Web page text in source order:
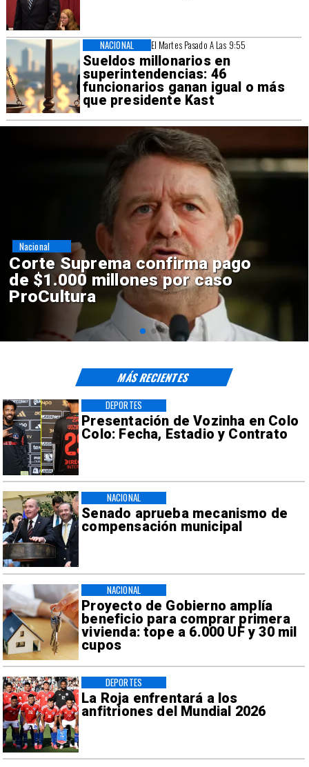
El Martes Pasado A Las 9:55
Sueldos millonarios en
superintendencias: 46
funcionarios ganan igual o más
que presidente Kast
NACIONAL
Codelco suspende
construcción de Andes Norte
en El Teniente por riesgos
sísmicos
Nacional
Presentación de Vozinha en Colo
Colo: Fecha, Estadio y Contrato
DEPORTES
Senado aprueba mecanismo de
compensación municipal
NACIONAL
Proyecto de Gobierno amplía
beneficio para comprar primera
vivienda: tope a 6.000 UF y 30 mil
cupos
NACIONAL
La Roja enfrentará a los
anfitriones del Mundial 2026
DEPORTES
MÁS RECIENTES